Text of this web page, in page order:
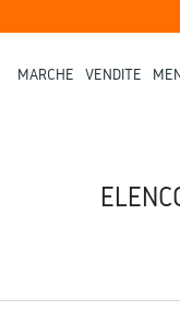
MARCHE VENDITE